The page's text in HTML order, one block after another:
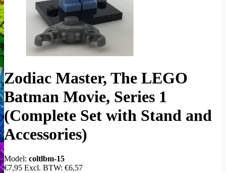
Zodiac Master, The LEGO
Batman Movie, Series 1
(Complete Set with Stand and
Accessories)
Model: coltlbm-15
€7,95 Excl. BTW: €6,57